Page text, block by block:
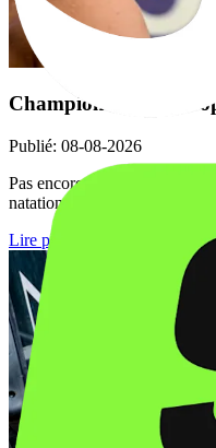
Championnats
Publié: 08-08-2026
Pas encore totalement remis
natation a confirmé le retrait
Lire plus